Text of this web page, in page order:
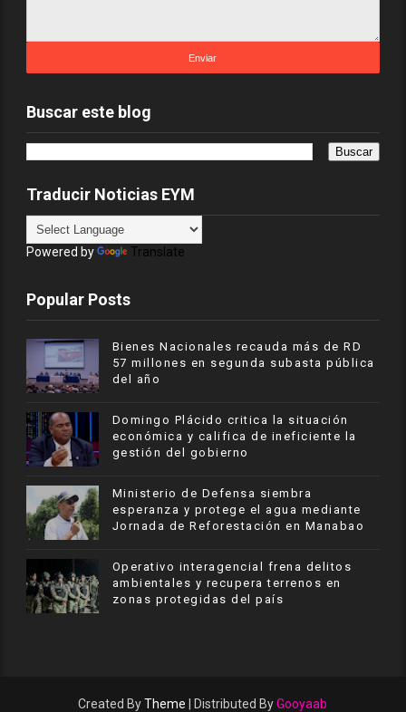
Buscar este blog
Traducir Noticias EYM
Powered by Translate
Popular Posts
Bienes Nacionales recauda más de RD
57 millones en segunda subasta pública
del año
​Domingo Plácido critica la situación
económica y califica de ineficiente la
gestión del gobierno
Ministerio de Defensa siembra
esperanza y protege el agua mediante
Jornada de Reforestación en Manabao
Operativo interagencial frena delitos
ambientales y recupera terrenos en
zonas protegidas del país
Created ByTheme | Distributed ByGooyaab